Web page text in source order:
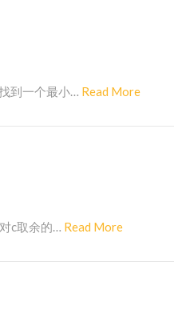
到一个最小… Read More
a
c取余的… Read More
a